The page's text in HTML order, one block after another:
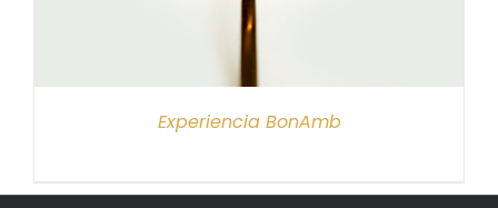
Experiencia BonAmb